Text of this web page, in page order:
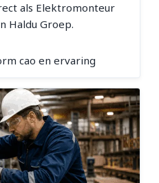
als Elektromonteur
Haldu Groep.
cao en ervaring